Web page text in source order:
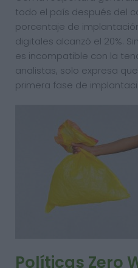
todo el país después del
porcentaje de
digitales alcanzó el 20%.
es incompatible con la
analistas, solo expresa
primera fase de
Políticas Zero